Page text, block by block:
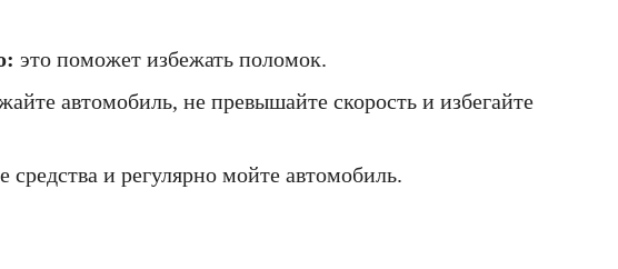
это поможет избежать поломок.
автомобиль, не превышайте скорость и избегайте
средства и регулярно мойте автомобиль.